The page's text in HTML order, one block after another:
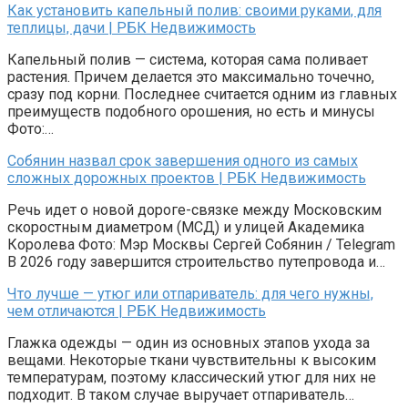
Как установить капельный полив: своими руками, для
теплицы, дачи | РБК Недвижимость
Капельный полив — система, которая сама поливает
растения. Причем делается это максимально точечно,
сразу под корни. Последнее считается одним из главных
преимуществ подобного орошения, но есть и минусы
Фото:…
Собянин назвал срок завершения одного из самых
сложных дорожных проектов | РБК Недвижимость
Речь идет о новой дороге-связке между Московским
скоростным диаметром (МСД) и улицей Академика
Королева Фото: Мэр Москвы Сергей Собянин / Telegram
В 2026 году завершится строительство путепровода и…
Что лучше — утюг или отпариватель: для чего нужны,
чем отличаются | РБК Недвижимость
Глажка одежды — один из основных этапов ухода за
вещами. Некоторые ткани чувствительны к высоким
температурам, поэтому классический утюг для них не
подходит. В таком случае выручает отпариватель…